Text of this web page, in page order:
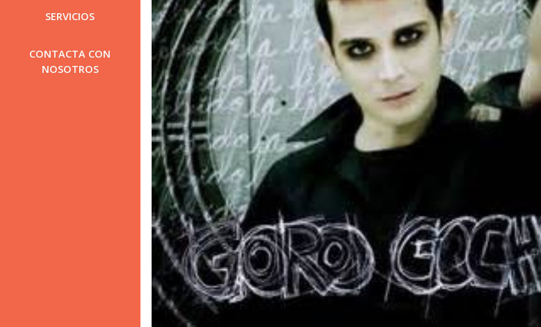
SERVICIOS
CONTACTA CON
NOSOTROS